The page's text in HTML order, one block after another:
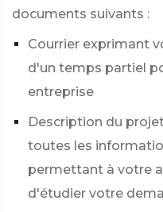
documents suivants :
Courrier exprimant
d'un temps partiel
entreprise
Description du
toutes les
permettant à votre
d'étudier votre